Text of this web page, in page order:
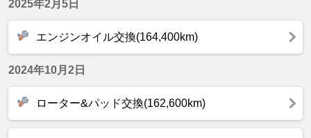
2025年2月5日
エンジンオイル交換(164,400km)
2024年10月2日
ローター&パッド交換(162,600km)